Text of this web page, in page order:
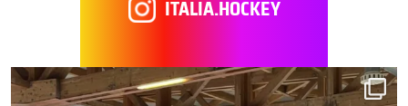
ITALIA.HOCKEY